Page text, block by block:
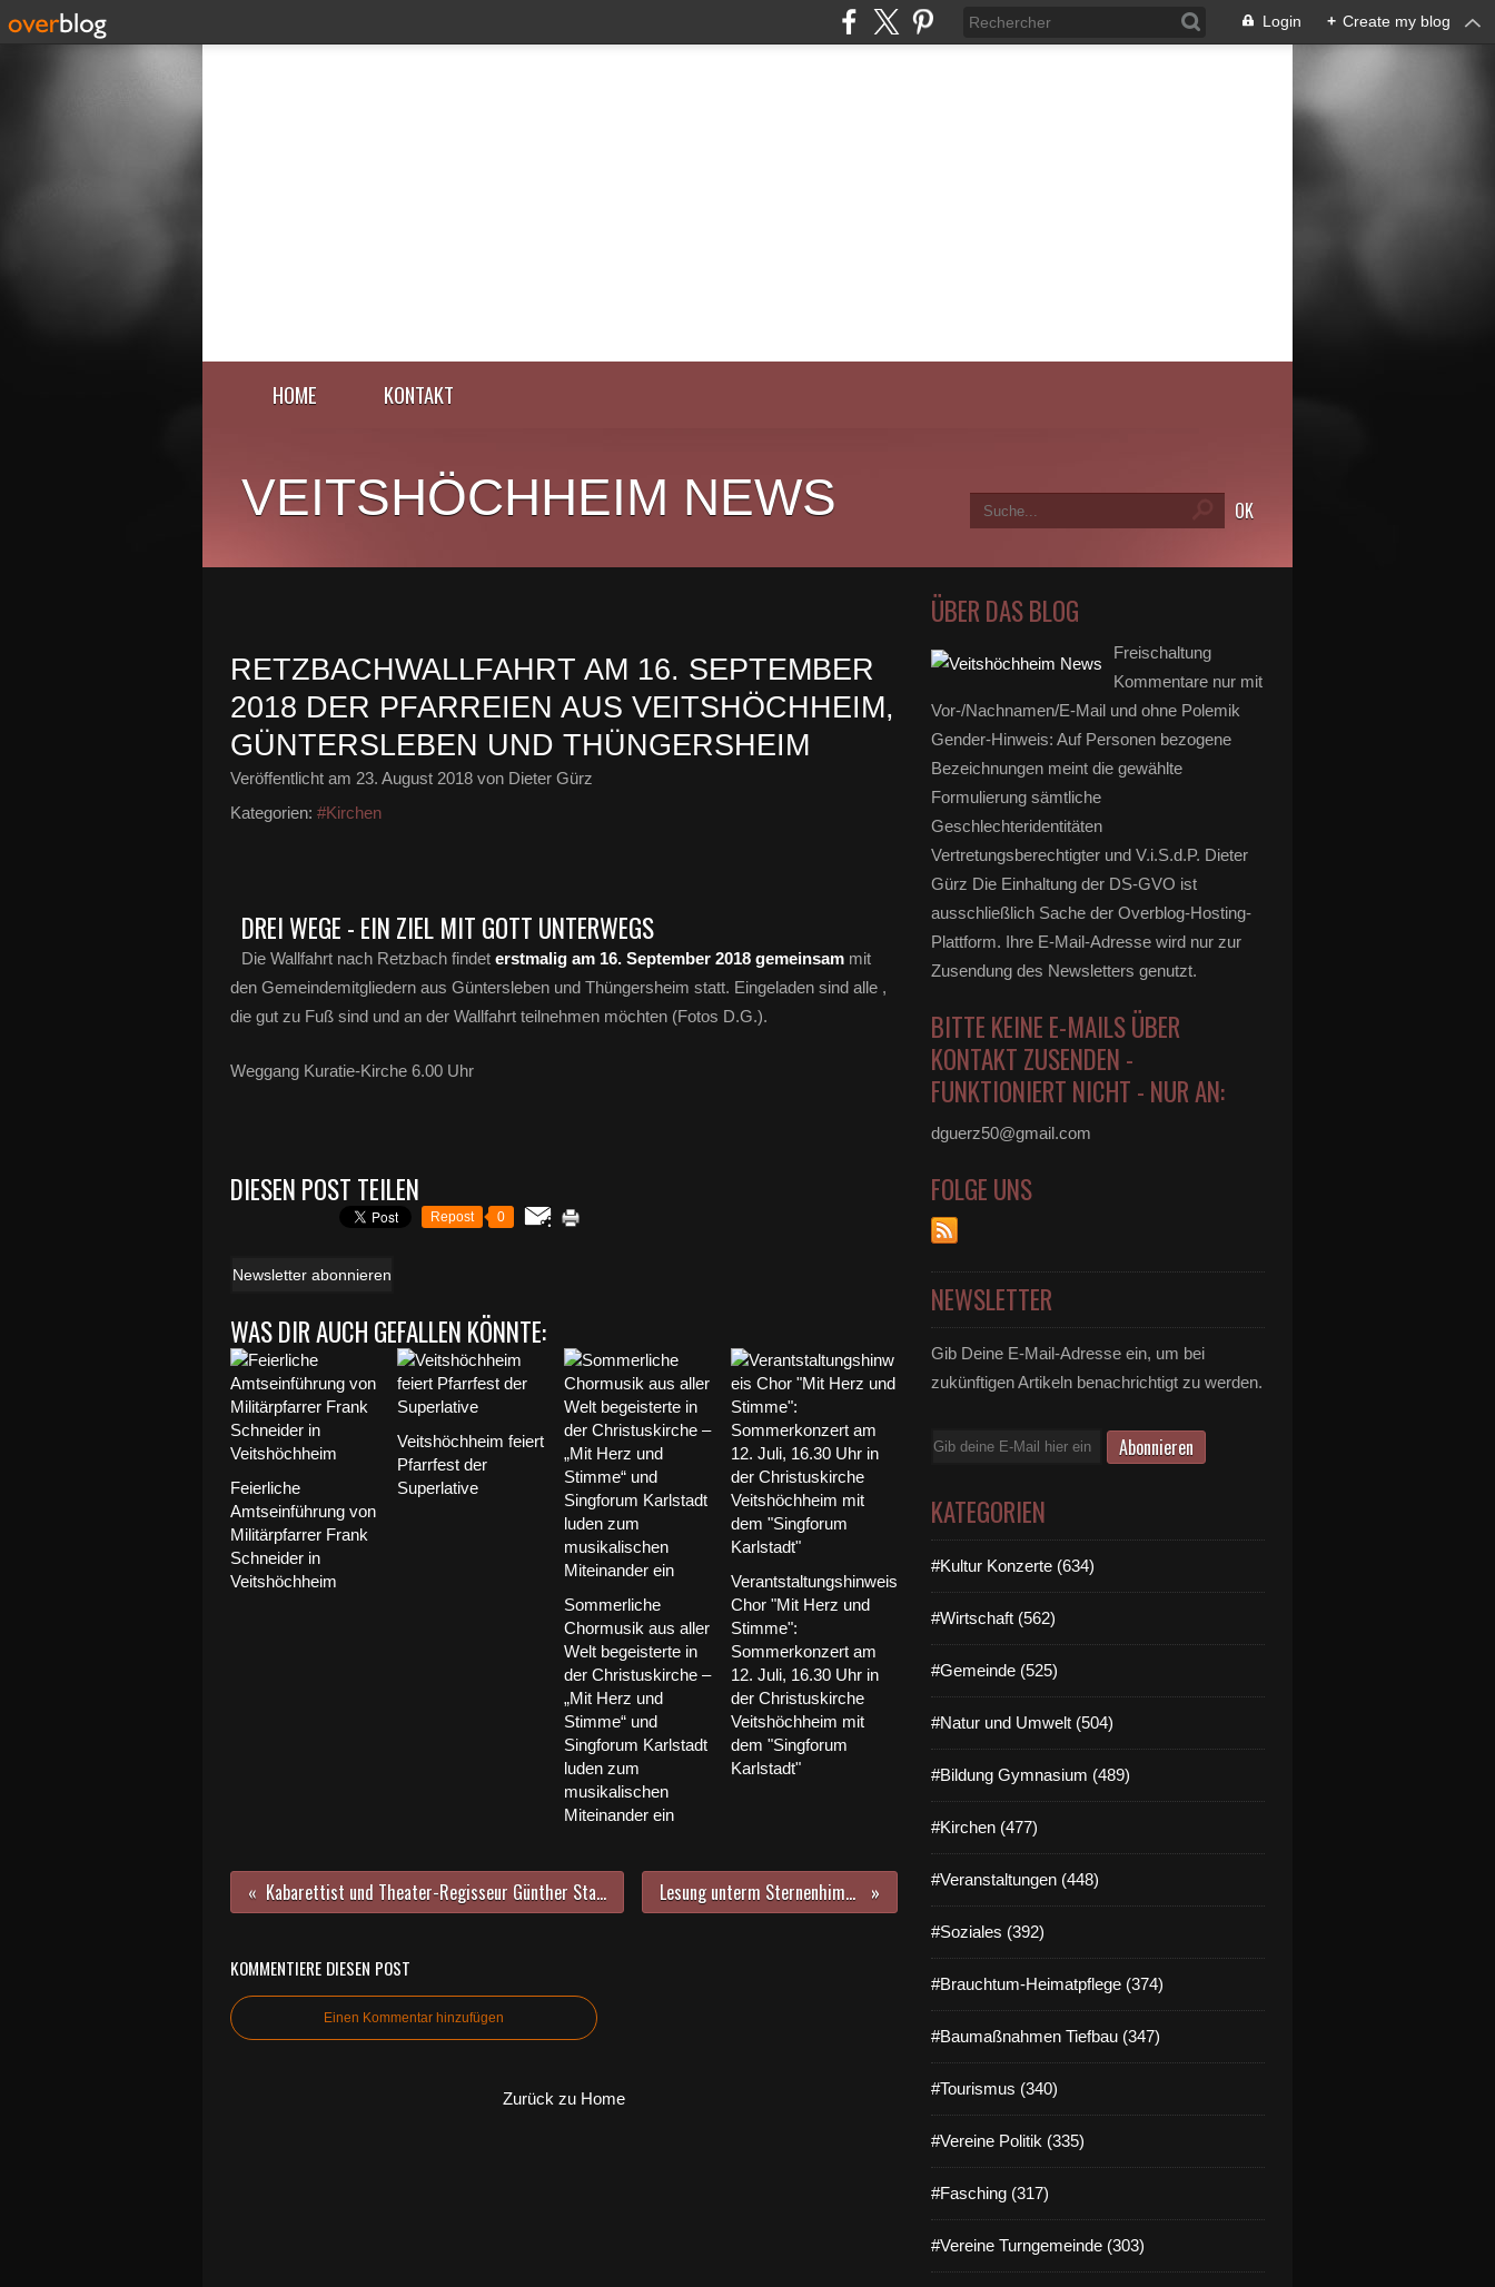
Login + Create my blog
HOME KONTAKT
VEITSHÖCHHEIM NEWS
RETZBACHWALLFAHRT AM 16. SEPTEMBER
2018 DER PFARREIEN AUS VEITSHÖCHHEIM,
GÜNTERSLEBEN UND THÜNGERSHEIM
Veröffentlicht am 23. August 2018 von Dieter Gürz
Kategorien: #Kirchen
DREI WEGE - EIN ZIEL MIT GOTT UNTERWEGS
Die Wallfahrt nach Retzbach findet erstmalig am 16. September 2018 gemeinsam mit
den Gemeindemitgliedern aus Güntersleben und Thüngersheim statt. Eingeladen sind alle ,
die gut zu Fuß sind und an der Wallfahrt teilnehmen möchten (Fotos D.G.).
Weggang Kuratie-Kirche 6.00 Uhr
DIESEN POST TEILEN
Repost 0
Newsletter abonnieren
WAS DIR AUCH GEFALLEN KÖNNTE:
Feierliche
Amtseinführung von
Militärpfarrer Frank
Schneider in
Veitshöchheim
Veitshöchheim feiert
Pfarrfest der
Superlative
Sommerliche
Chormusik aus aller
Welt begeisterte in
der Christuskirche –
„Mit Herz und
Stimme“ und
Singforum Karlstadt
luden zum
musikalischen
Miteinander ein
Verantstaltungshinweis
Chor "Mit Herz und
Stimme":
Sommerkonzert am
12. Juli, 16.30 Uhr in
der Christuskirche
Veitshöchheim mit
dem "Singforum
Karlstadt"
Kabarettist und Theater-Regisseur Günther Stadtmüller präsentiert am 18. September in der Bücherei im Bahnhof einen Roman mit verwandschaftlichen Bezügen Lesung unterm Sternenhimmel zum Thema Heimat - zauberhafte Stimmung bei den NaturFreunden
KOMMENTIERE DIESEN POST
Einen Kommentar hinzufügen
Zurück zu Home
ÜBER DAS BLOG
Freischaltung
Kommentare nur mit
Vor-/Nachnamen/E-Mail und ohne Polemik
Gender-Hinweis: Auf Personen bezogene
Bezeichnungen meint die gewählte
Formulierung sämtliche
Geschlechteridentitäten
Vertretungsberechtigter und V.i.S.d.P. Dieter
Gürz Die Einhaltung der DS-GVO ist
ausschließlich Sache der Overblog-Hosting-
Plattform. Ihre E-Mail-Adresse wird nur zur
Zusendung des Newsletters genutzt.
BITTE KEINE E-MAILS ÜBER
KONTAKT ZUSENDEN -
FUNKTIONIERT NICHT - NUR AN:
dguerz50@gmail.com
FOLGE UNS
NEWSLETTER
Gib Deine E-Mail-Adresse ein, um bei
zukünftigen Artikeln benachrichtigt zu werden.
E-
KATEGORIEN
#Kultur Konzerte (634)
#Wirtschaft (562)
#Gemeinde (525)
#Natur und Umwelt (504)
#Bildung Gymnasium (489)
#Kirchen (477)
#Veranstaltungen (448)
#Soziales (392)
#Brauchtum-Heimatpflege (374)
#Baumaßnahmen Tiefbau (347)
#Tourismus (340)
#Vereine Politik (335)
#Fasching (317)
#Vereine Turngemeinde (303)